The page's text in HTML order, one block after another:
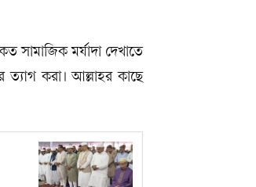
মর্যাদা দেখাতে
করা। আল্লাহর কাছে